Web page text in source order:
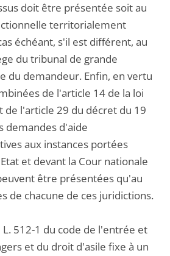
doit être présentée soit au
territorialement
échéant, s'il est différent, au
du tribunal de grande
du demandeur. Enfin, en vertu
de l'article 14 de la loi
de l'article 29 du décret du 19
demandes d'aide
aux instances portées
et devant la Cour nationale
être présentées qu'au
de chacune de ces juridictions.
512-1 du code de l'entrée et
et du droit d'asile fixe à un